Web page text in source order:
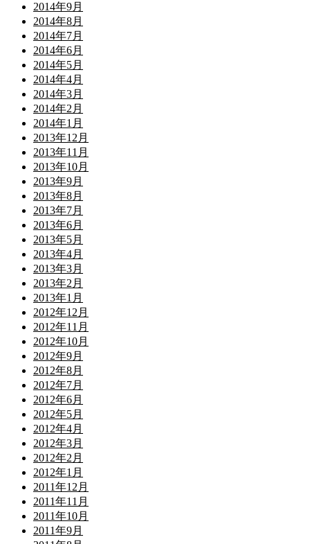
2014年9月
2014年8月
2014年7月
2014年6月
2014年5月
2014年4月
2014年3月
2014年2月
2014年1月
2013年12月
2013年11月
2013年10月
2013年9月
2013年8月
2013年7月
2013年6月
2013年5月
2013年4月
2013年3月
2013年2月
2013年1月
2012年12月
2012年11月
2012年10月
2012年9月
2012年8月
2012年7月
2012年6月
2012年5月
2012年4月
2012年3月
2012年2月
2012年1月
2011年12月
2011年11月
2011年10月
2011年9月